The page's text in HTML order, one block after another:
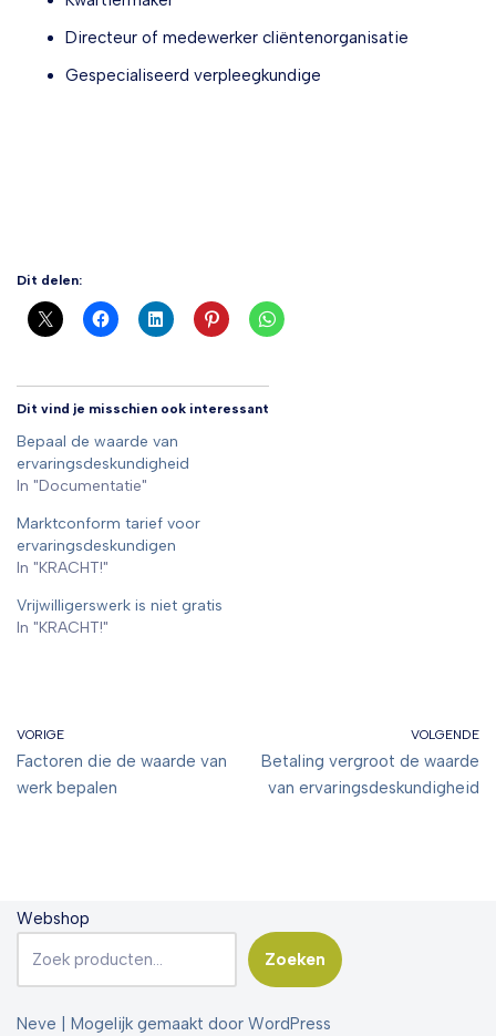
Directeur of medewerker cliëntenorganisatie
Gespecialiseerd verpleegkundige
Dit delen:
Dit vind je misschien ook interessant
Bepaal de waarde van
ervaringsdeskundigheid
In "Documentatie"
Marktconform tarief voor
ervaringsdeskundigen
In "KRACHT!"
Vrijwilligerswerk is niet gratis
In "KRACHT!"
VORIGE
Factoren die de waarde van
werk bepalen
VOLGENDE
Betaling vergroot de waarde
van ervaringsdeskundigheid
Webshop
Zoeken
Neve | Mogelijk gemaakt door WordPress